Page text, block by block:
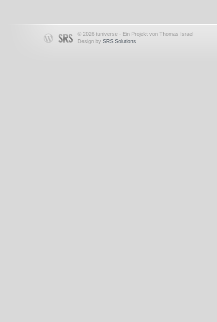
© 2026 tuniverse - Ein Projekt von Thomas Israel
Design by SRS Solutions